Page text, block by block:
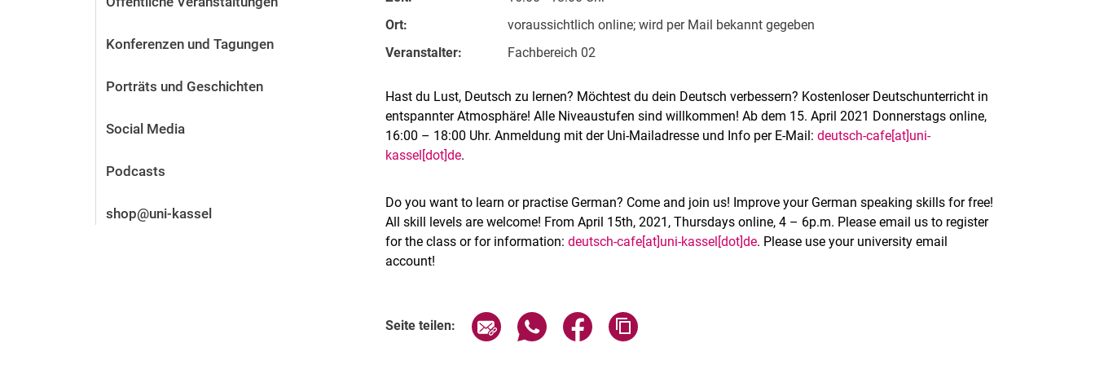
Stellenangebote
Alum­ni und Freunde
Kontakt und Standorte
Konferenzen und Tagungen
Porträts und Geschichten
Social Media
Podcasts
shop@uni-kassel
Ort:
voraussichtlich online; wird per Mail bekannt gegeben
Veranstalter:
Fachbereich 02
Hast du Lust, Deutsch zu lernen? Möchtest du dein Deutsch verbessern? Kostenloser Deutschunterricht in
entspannter Atmosphäre! Alle Niveaustufen sind willkommen! Ab dem 15. April 2021 Donnerstags online,
16:00 – 18:00 Uhr. Anmeldung mit der Uni-Mailadresse und Info per E-Mail:deutsch-cafe[at]uni-
kassel[dot]de.
Do you want to learn or practise German? Come and join us! Improve your German speaking skills for free!
All skill levels are welcome! From April 15th, 2021, Thursdays online, 4 – 6p.m. Please email us to register
for the class or for information:deutsch-cafe[at]uni-kassel[dot]de. Please use your university email
account!
Seite teilen: Seite über E-Mail teilen
Seite über WhatsApp teilen (externer Link, öffnet neues Fenster)
Seite über Facebook teilen (externer Link, öffnet neues Fenster)